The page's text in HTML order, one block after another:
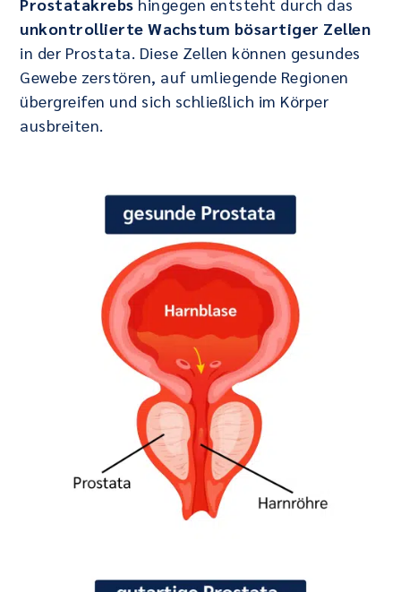
unkontrollierte Wachstum bösartiger Zellen
in der Prostata. Diese Zellen können gesundes
Gewebe zerstören, auf umliegende Regionen
übergreifen und sich schließlich im Körper
ausbreiten.